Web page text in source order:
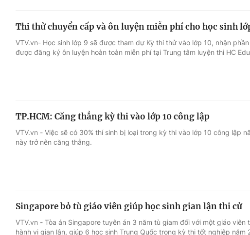
Thi thử chuyển cấp và ôn luyện miễn phí cho học sinh
VTV.vn- Học sinh lớp 9 sẽ được tham dự Kỳ thi thử vào lớp 10, nhận
được đăng ký ôn luyện hoàn toàn miễn phí tại Trung tâm luyện thi HC
TP.HCM: Căng thẳng kỳ thi vào lớp 10 công lập
VTV.vn - Việc sẽ có 30% thí sinh bị loại trong kỳ thi vào lớp 10 công lập
này trở nên căng thẳng.
Singapore bỏ tù giáo viên giúp học sinh gian lận thi cử
VTV.vn - Tòa án Singapore tuyên án 3 năm tù giam đối với một giáo
hành vi gian lận, giúp 6 học sinh Trung Quốc trong kỳ thi tốt nghiệp năm